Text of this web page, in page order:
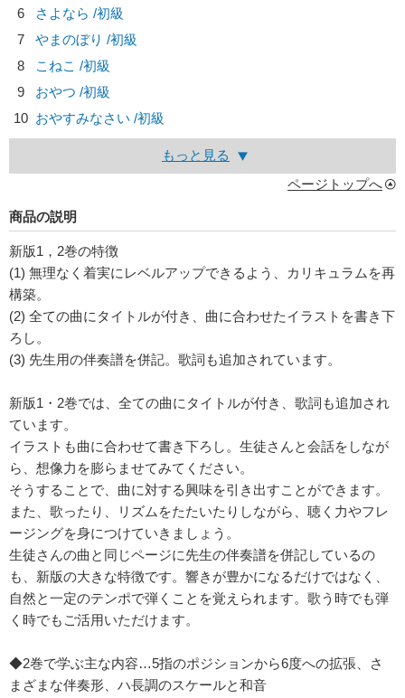
6
さよなら /初級
7
やまのぼり /初級
8
こねこ /初級
9
おやつ /初級
10 おやすみなさい /初級
もっと見る
ページトップへ
商品の説明
新版1，2巻の特徴
(1) 無理なく着実にレベルアップできるよう、カリキュラムを再
構築。
(2) 全ての曲にタイトルが付き、曲に合わせたイラストを書き下
ろし。
(3) 先生用の伴奏譜を併記。歌詞も追加されています。
新版1・2巻では、全ての曲にタイトルが付き、歌詞も追加され
ています。
イラストも曲に合わせて書き下ろし。生徒さんと会話をしなが
ら、想像力を膨らませてみてください。
そうすることで、曲に対する興味を引き出すことができます。
また、歌ったり、リズムをたたいたりしながら、聴く力やフレ
ージングを身につけていきましょう。
生徒さんの曲と同じページに先生の伴奏譜を併記しているの
も、新版の大きな特徴です。響きが豊かになるだけではなく、
自然と一定のテンポで弾くことを覚えられます。歌う時でも弾
く時でもご活用いただけます。
◆2巻で学ぶ主な内容…5指のポジションから6度への拡張、さ
まざまな伴奏形、ハ長調のスケールと和音